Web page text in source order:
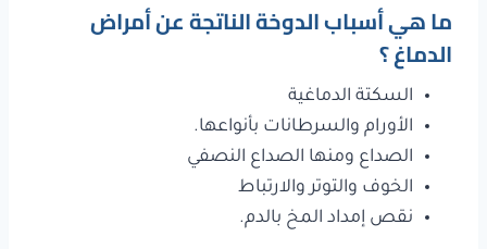
ما هي أسباب الدوخة الناتجة عن أمراض
الدماغ ؟
السكتة الدماغية
الأورام والسرطانات بأنواعها.
الصداع ومنها الصداع النصفي
الخوف والتوتر والارتباط
نقص إمداد المخ بالدم.